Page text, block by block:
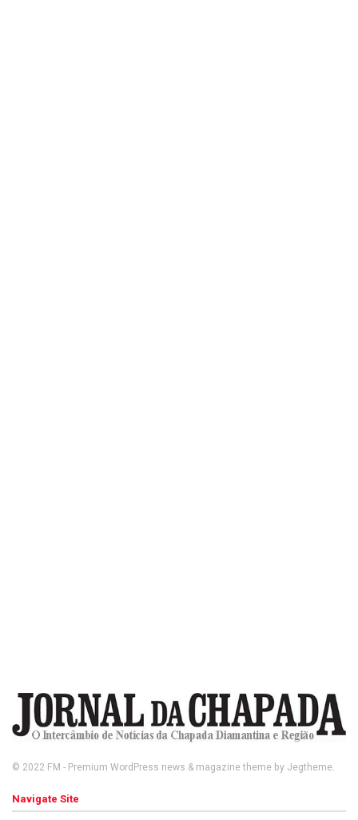
© 2022 FM - Premium WordPress news & magazine theme by Jegtheme.
Navigate Site